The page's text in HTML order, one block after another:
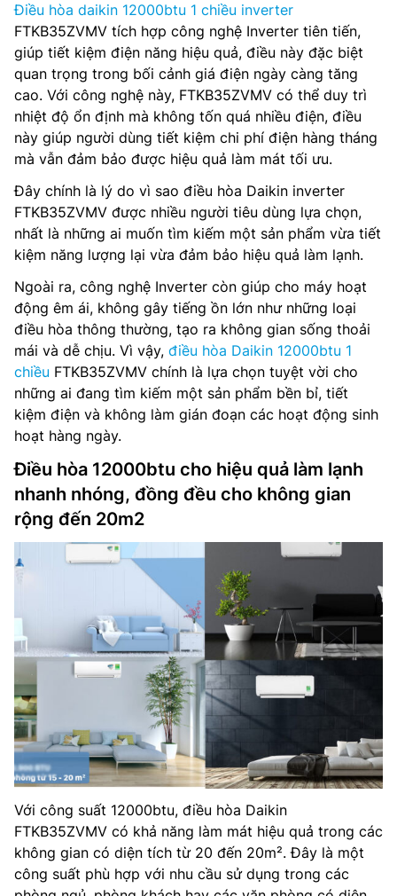
Điều hòa daikin 12000btu 1 chiều inverter
FTKB35ZVMV tích hợp công nghệ Inverter tiên tiến,
giúp tiết kiệm điện năng hiệu quả, điều này đặc biệt
quan trọng trong bối cảnh giá điện ngày càng tăng
cao. Với công nghệ này, FTKB35ZVMV có thể duy trì
nhiệt độ ổn định mà không tốn quá nhiều điện, điều
này giúp người dùng tiết kiệm chi phí điện hàng tháng
mà vẫn đảm bảo được hiệu quả làm mát tối ưu.
Đây chính là lý do vì sao điều hòa Daikin inverter
FTKB35ZVMV được nhiều người tiêu dùng lựa chọn,
nhất là những ai muốn tìm kiếm một sản phẩm vừa tiết
kiệm năng lượng lại vừa đảm bảo hiệu quả làm lạnh.
Ngoài ra, công nghệ Inverter còn giúp cho máy hoạt
động êm ái, không gây tiếng ồn lớn như những loại
điều hòa thông thường, tạo ra không gian sống thoải
mái và dễ chịu. Vì vậy, điều hòa Daikin 12000btu 1
chiều FTKB35ZVMV chính là lựa chọn tuyệt vời cho
những ai đang tìm kiếm một sản phẩm bền bỉ, tiết
kiệm điện và không làm gián đoạn các hoạt động sinh
hoạt hàng ngày.
Điều hòa 12000btu cho hiệu quả làm lạnh
nhanh nhóng, đồng đều cho không gian
rộng đến 20m2
Với công suất 12000btu, điều hòa Daikin
FTKB35ZVMV có khả năng làm mát hiệu quả trong các
không gian có diện tích từ 20 đến 20m². Đây là một
công suất phù hợp với nhu cầu sử dụng trong các